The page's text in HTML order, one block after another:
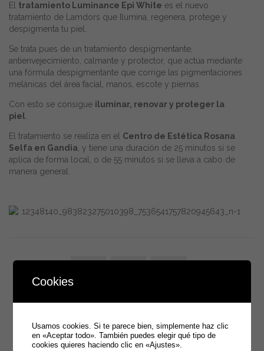
El tratamiento Luminance Epi White es el nuevo
tratamiento de Lamdors que Ilumina, regenera, protege y
despigmenta tu piel.
Se trata pues de un tratamiento despigmentante,
antienvejecimiento, calmante y protector, que actúa mediante
una fórmula despigmentante que corrige las pigmentaciones
melánicas del área facial, manos, escote y piernas.
Con esto se consigue iluminar, renovar y proteger la
piel.
El tratamiento se realiza en el Centro de Estética Rosana
Selfa en Gandia, y tiene una duración de 25 minutos si se
aplica de forma local, o de 55 minutos si se lleva a cabo de
manera general.
Categorías
Cookies
Usamos cookies. Si te parece bien, simplemente haz clic
en «Aceptar todo». También puedes elegir qué tipo de
cookies quieres haciendo clic en «Ajustes».